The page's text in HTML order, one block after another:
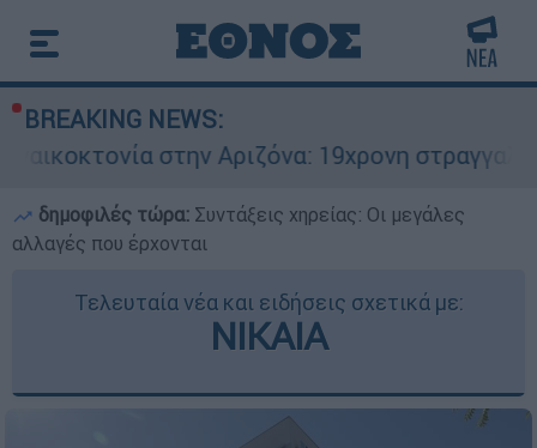
BREAKING NEWS:
στην Αριζόνα: 19χρονη στραγγαλίστηκε από
δημοφιλές τώρα: Συντάξεις χηρείας: Οι μεγάλες
αλλαγές που έρχονται
Τελευταία νέα και ειδήσεις σχετικά με:
ΝΙΚΑΙΑ